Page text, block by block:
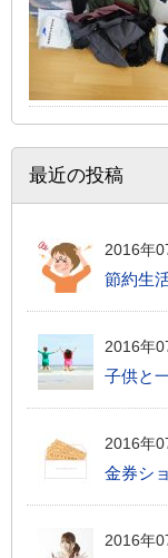
最近の投稿
2016年
節約生
2016年
子供と
2016年
金券シ
2016年